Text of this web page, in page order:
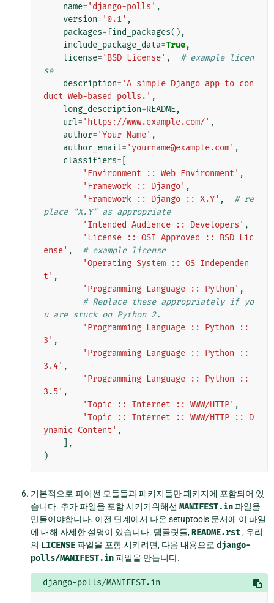
name= 'django-polls' ,
version= '0.1' ,
packages=find_packages(),
include_package_data=True,
license= 'BSD License' ,
# example licen
se
description= 'A simple Django app to con
duct Web-based polls.' ,
long_description=README,
url= 'https://www.example.com/' ,
author= 'Your Name' ,
author_email= 'yourname@example.com' ,
classifiers=
'Environment :: Web Environment' ,
'Framework :: Django' ,
'Framework :: Django :: X.Y' ,
# re
place "X.Y" as appropriate
'Intended Audience :: Developers' ,
'License :: OSI Approved :: BSD Lic
ense' ,
# example license
'Operating System :: OS Independen
t' ,
'Programming Language :: Python' ,
# Replace these appropriately if yo
u are stuck on Python 2.
'Programming Language :: Python ::
3' ,
'Programming Language :: Python ::
3.4' ,
'Programming Language :: Python ::
3.5' ,
'Topic :: Internet :: WWW/HTTP' ,
'Topic :: Internet :: WWW/HTTP :: D
ynamic Content' ,
],
)
기본적으로 파이썬 모듈들과 패키지들만 패키지에 포함되어 있
습니다. 추가 파일을 포함 시키기위해선 MANIFEST.in파일을
만들어야합니다. 이전 단계에서 나온 setuptools 문서에 이 파일
에 대해 자세한 설명이 있습니다. 템플릿들,README.rst, 우리
의 LICENSE파일을 포함 시키려면, 다음 내용으로 django-
polls/MANIFEST.in파일을 만듭니다.
django-polls/MANIFEST.in